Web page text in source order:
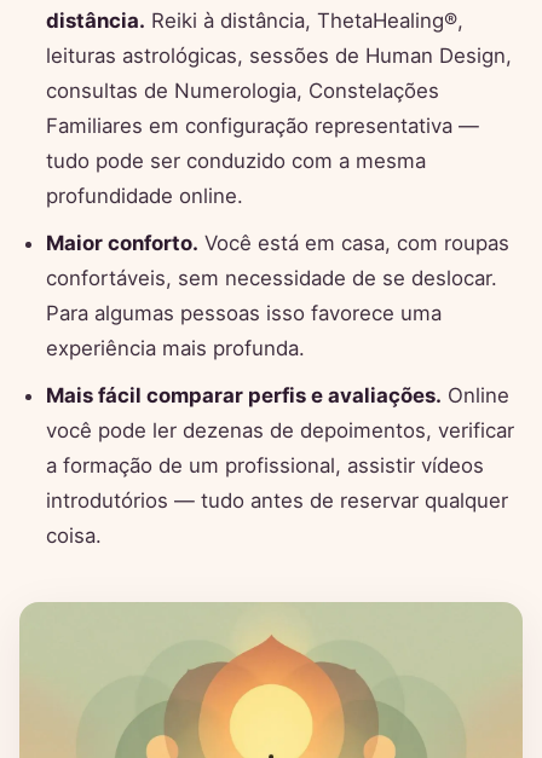
distância. Reiki à distância, ThetaHealing®,
leituras astrológicas, sessões de Human Design,
consultas de Numerologia, Constelações
Familiares em configuração representativa —
tudo pode ser conduzido com a mesma
profundidade online.
Maior conforto. Você está em casa, com roupas
confortáveis, sem necessidade de se deslocar.
Para algumas pessoas isso favorece uma
experiência mais profunda.
Mais fácil comparar perfis e avaliações. Online
você pode ler dezenas de depoimentos, verificar
a formação de um profissional, assistir vídeos
introdutórios — tudo antes de reservar qualquer
coisa.